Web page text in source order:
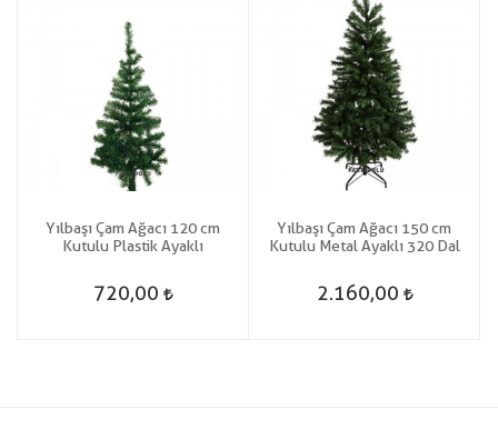
Yılbaşı Çam Ağacı 120 cm
Kutulu Plastik Ayaklı
720,00
Yılbaşı Çam Ağacı 150 cm
Kutulu Metal Ayaklı 320 Dal
2.160,00